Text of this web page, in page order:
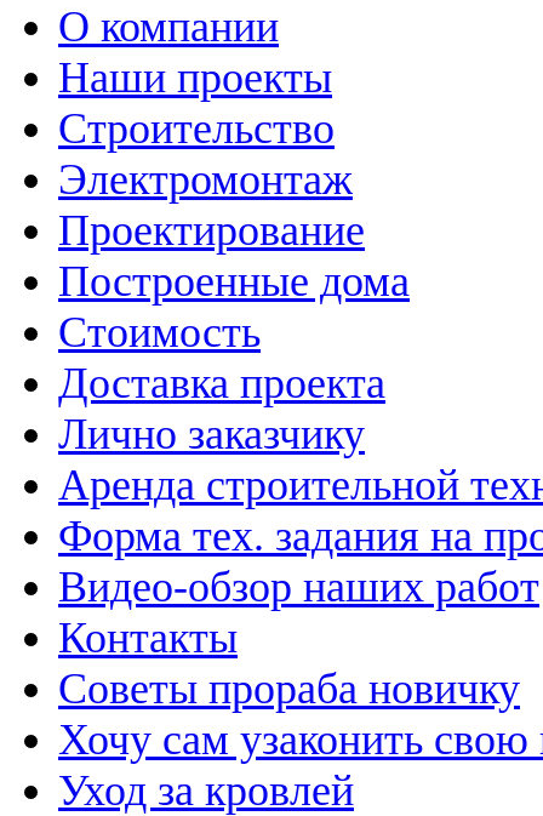
О компании
Наши проекты
Строительство
Электромонтаж
Проектирование
Построенные дома
Стоимость
Доставка проекта
Лично заказчику
Аренда строительной
Форма тех. задания на
Видео-обзор наших работ
Контакты
Советы прораба новичку
Хочу сам узаконить свою
Уход за кровлей